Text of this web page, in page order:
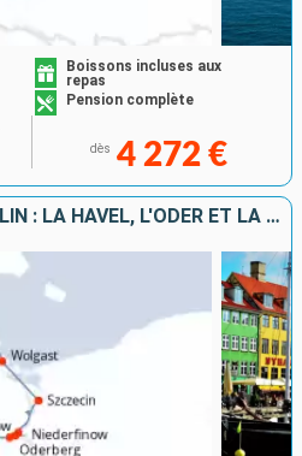
Boissons incluses aux
repas
Pension complète
dès 4 272 €
DE COPENHAGUE À BERLIN : LA HAVEL, L'ODER ET LA MER BALTIQUE